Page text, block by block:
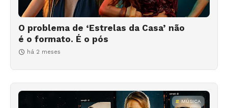
O problema de ‘Estrelas da Casa’ não
é o formato. É o pós
há 2 meses
MÚSICA